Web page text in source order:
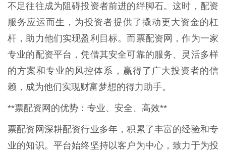
不足往往成为阻碍投资者前进的绊脚石。这时，配资
服务应运而生，为投资者提供了撬动更大资金的杠
杆，助力他们实现盈利目标。而票配资网，作为一家
专业的配资平台，凭借其安全可靠的服务、灵活多样
的方案和专业的风控体系，赢得了广大投资者的信
赖，成为他们实现财富梦想的得力助手。
**票配资网的优势：专业、安全、高效**
票配资网深耕配资行业多年，积累了丰富的经验和专
业的知识。平台始终坚持以客户为中心，致力于为投